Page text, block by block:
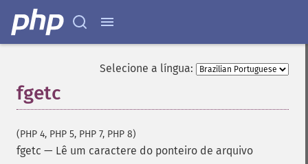
Selecione a língua:
fgetc
(PHP 4, PHP 5, PHP 7, PHP 8)
fgetc — Lê um caractere do ponteiro de arquivo